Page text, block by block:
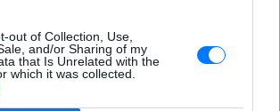
out of Collection, Use,
and/or Sharing of my
that Is Unrelated with the
which it was collected.
Τι πρέπει να προσέχετε στον οργανισμό